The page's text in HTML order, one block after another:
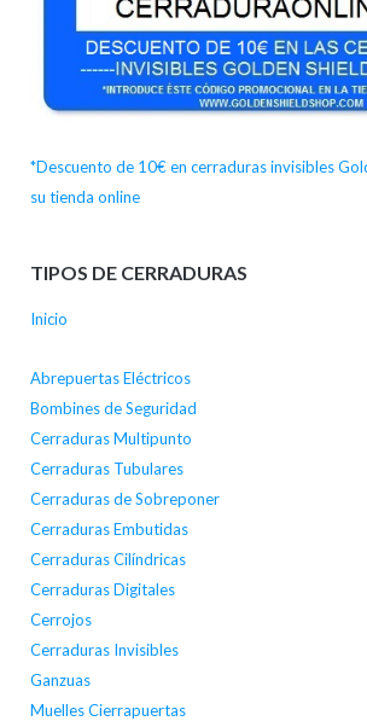
*Descuento de 10€ en cerraduras invisibles
su tienda online
TIPOS DE CERRADURAS
Inicio
Abrepuertas Eléctricos
Bombines de Seguridad
Cerraduras Multipunto
Cerraduras Tubulares
Cerraduras de Sobreponer
Cerraduras Embutidas
Cerraduras Cilíndricas
Cerraduras Digitales
Cerrojos
Cerraduras Invisibles
Ganzuas
Muelles Cierrapuertas